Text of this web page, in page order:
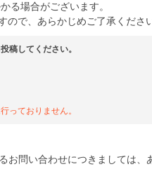
る場合がございます。
で、あらかじめご了承ください
稿してください。
っておりません。
お問い合わせにつきましては、